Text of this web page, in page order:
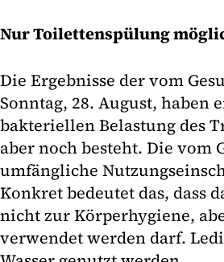
Nur Toilettenspülung
Die Ergebnisse der vom
Sonntag, 28. August, haben
bakteriellen Belastung des
aber noch besteht. Die vom
umfängliche
Konkret bedeutet das, dass
nicht zur Körperhygiene,
verwendet werden darf.